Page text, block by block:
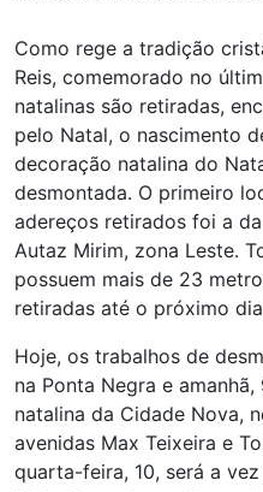
Como rege a tradição
Reis, comemorado no
natalinas são retiradas,
pelo Natal, o nascimento
decoração natalina do
desmontada. O primeiro
adereços retirados foi a
Autaz Mirim, zona Leste.
possuem mais de 23
retiradas até o próximo dia
Hoje, os trabalhos de
na Ponta Negra e
natalina da Cidade Nova,
avenidas Max Teixeira e
quarta-feira, 10, será a